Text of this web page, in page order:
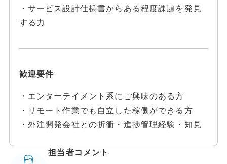
・サービス設計仕様書からある程度課題を発見
する力
歓迎要件
・エンターテイメント系にご興味のある方
・リモート作業でも自立した稼働ができる方
・外注開発会社との折衝・進捗管理経験・知見
担当者コメント